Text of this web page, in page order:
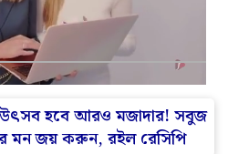
উৎসব হবে আরও মজাদার! সবুজ
মন জয় করুন, রইল রেসিপি